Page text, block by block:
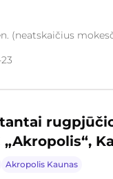
(neatskaičius
„Akropolis“,
Akropolis Kaunas